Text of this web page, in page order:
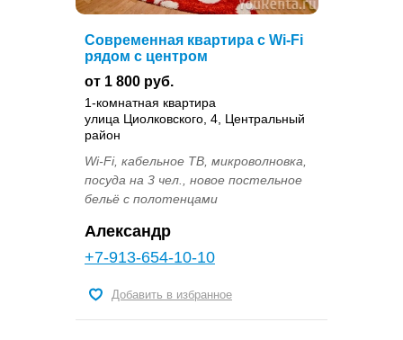
Современная квартира с Wi-Fi
рядом с центром
от 1 800 руб.
1-комнатная квартира
улица Циолковского, 4, Центральный
район
Wi-Fi, кабельное ТВ, микроволновка,
посуда на 3 чел., новое постельное
бельё с полотенцами
Александр
+7-913-654-10-10
Добавить в избранное